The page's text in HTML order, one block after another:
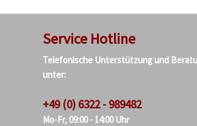
Service Hotline
Telefonische Unterstützung und
unter:
+49 (0) 6322 - 989482
Mo-Fr, 09:00 - 14:00 Uhr